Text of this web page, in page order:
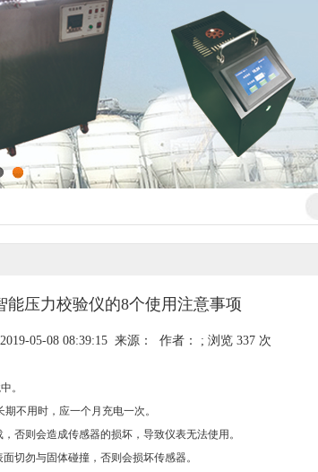
2
能压力校验仪的8个使用注意事项
05-08 08:39:15 来源： 作者： ; 浏览 337 次
。
不用时，应一个月充电一次。
则会造成传感器的损坏，导致仪表无法使用。
勿与固体碰撞，否则会损坏传感器。